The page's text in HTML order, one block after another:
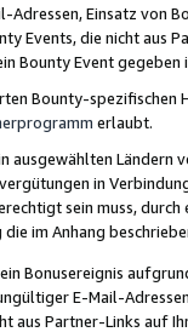
Einsatz von
Events, die nicht
Bounty Event
Bounty-spezifischen
erlaubt.
ausgewählten Ländern
in
sein muss,
im Anhang
Bonusereignis
E-Mail-
aus Partner-Links auf